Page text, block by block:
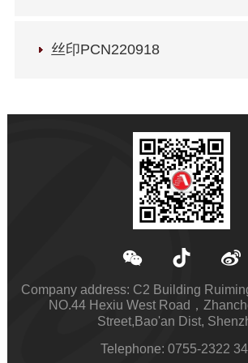
丝印PCN220918
Company address: C2 Building
NO.44 Hexiu West Road，
Street,Bao'an Dist,
Telephone: 0755-2322